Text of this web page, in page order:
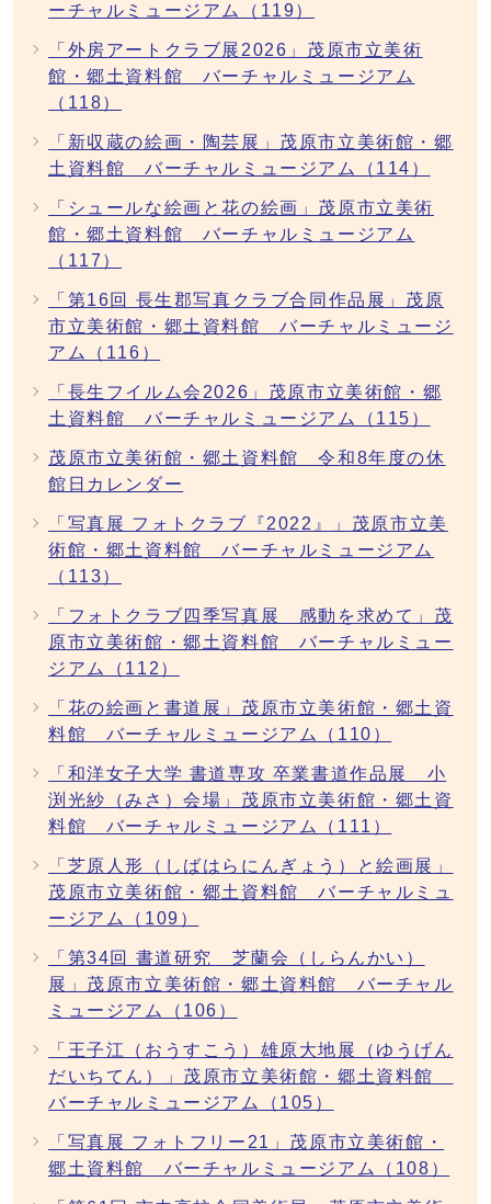
ーチャルミュージアム（119）
「外房アートクラブ展2026」茂原市立美術
館・郷土資料館 バーチャルミュージアム
（118）
「新収蔵の絵画・陶芸展」茂原市立美術館・郷
土資料館 バーチャルミュージアム（114）
「シュールな絵画と花の絵画」茂原市立美術
館・郷土資料館 バーチャルミュージアム
（117）
「第16回 長生郡写真クラブ合同作品展」茂原
市立美術館・郷土資料館 バーチャルミュージ
アム（116）
「長生フイルム会2026」茂原市立美術館・郷
土資料館 バーチャルミュージアム（115）
茂原市立美術館・郷土資料館 令和8年度の休
館日カレンダー
「写真展 フォトクラブ『2022』」茂原市立美
術館・郷土資料館 バーチャルミュージアム
（113）
「フォトクラブ四季写真展 感動を求めて」茂
原市立美術館・郷土資料館 バーチャルミュー
ジアム（112）
「花の絵画と書道展」茂原市立美術館・郷土資
料館 バーチャルミュージアム（110）
「和洋女子大学 書道専攻 卒業書道作品展 小
渕光紗（みさ）会場」茂原市立美術館・郷土資
料館 バーチャルミュージアム（111）
「芝原人形（しばはらにんぎょう）と絵画展」
茂原市立美術館・郷土資料館 バーチャルミュ
ージアム（109）
「第34回 書道研究 芝蘭会（しらんかい）
展」茂原市立美術館・郷土資料館 バーチャル
ミュージアム（106）
「王子江（おうすこう）雄原大地展（ゆうげん
だいちてん）」茂原市立美術館・郷土資料館
バーチャルミュージアム（105）
「写真展 フォトフリー21」茂原市立美術館・
郷土資料館 バーチャルミュージアム（108）